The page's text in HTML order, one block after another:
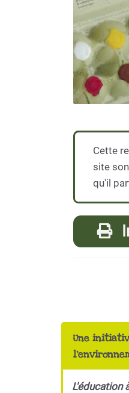
Cette
site
qu'il
Une
L'éducation